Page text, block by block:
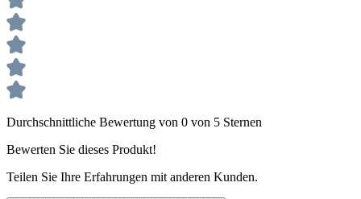
Durchschnittliche Bewertung von 0 von 5 Sternen
Bewerten Sie dieses Produkt!
Teilen Sie Ihre Erfahrungen mit anderen Kunden.